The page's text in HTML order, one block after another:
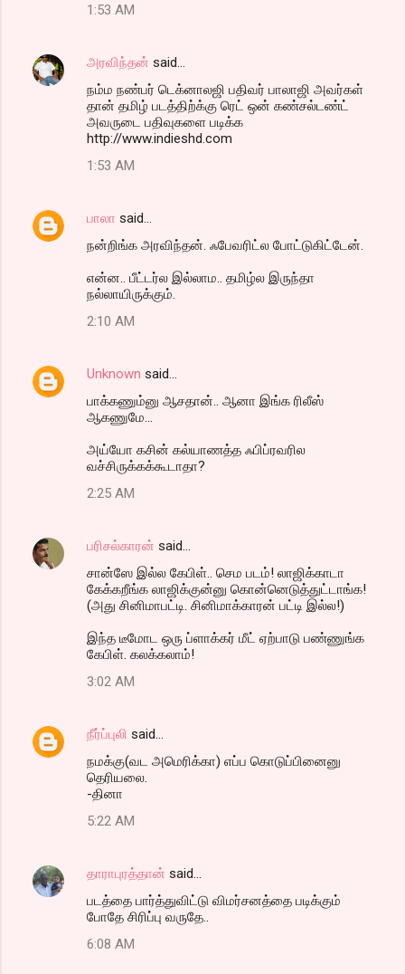
1:53 AM
அரவிந்தன் said…
நம்ம நண்பர் டெக்னாலஜி பதிவர் பாலாஜி அவர்கள்
தான் தமிழ் படத்திற்க்கு ரெட் ஒன் கண்சல்டண்ட்
அவருடை பதிவுகளை படிக்க
http://www.indieshd.com
1:53 AM
பாலா said…
நன்றிங்க அரவிந்தன். ஃபேவரிட்ல போட்டுகிட்டேன்.
என்ன.. பீட்டர்ல இல்லாம.. தமிழ்ல இருந்தா
நல்லாயிருக்கும்.
2:10 AM
Unknown said…
பாக்கணும்னு ஆசதான்.. ஆனா இங்க ரிலீஸ்
ஆகணுமே...
அய்யோ கசின் கல்யாணத்த ஃபிப்ரவரில
வச்சிருக்கக்கூடாதா?
2:25 AM
பரிசல்காரன் said…
சான்ஸே இல்ல கேபிள்.. செம படம்! லாஜிக்காடா
கேக்கறீங்க லாஜிக்குன்னு கொன்னெடுத்துட்டாங்க!
(அது சினிமாபட்டி. சினிமாக்காரன் பட்டி இல்ல!)
இந்த டீமோட ஒரு ப்ளாக்கர் மீட் ஏற்பாடு பண்ணுங்க
கேபிள். கலக்கலாம்!
3:02 AM
நீர்ப்புலி said…
நமக்கு(வட அமெரிக்கா) எப்ப கொடுப்பினைனு
தெரியலை.
-தினா
5:22 AM
தாராபுரத்தான் said…
படத்தை பார்த்துவிட்டு விமர்சனத்தை படிக்கும்
போதே சிரிப்பு வருதே..
6:08 AM